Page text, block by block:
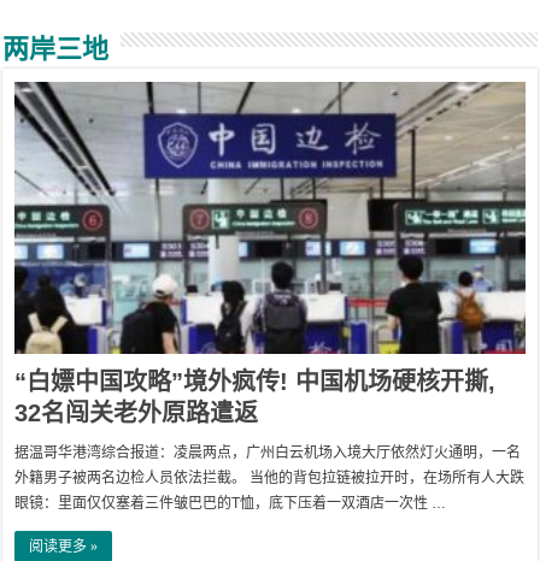
两岸三地
“白嫖中国攻略”境外疯传! 中国机场硬核开撕,
32名闯关老外原路遣返
据温哥华港湾综合报道：凌晨两点，广州白云机场入境大厅依然灯火通明，一名
外籍男子被两名边检人员依法拦截。 当他的背包拉链被拉开时，在场所有人大跌
眼镜：里面仅仅塞着三件皱巴巴的T恤，底下压着一双酒店一次性 …
阅读更多 »